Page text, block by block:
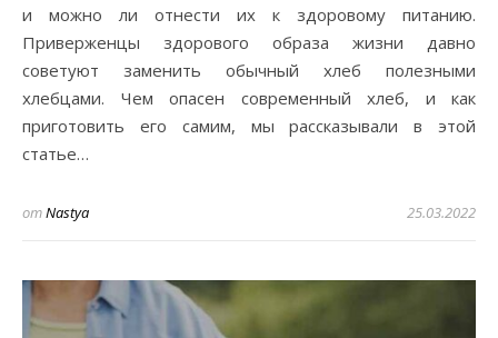
и можно ли отнести их к здоровому питанию.
Приверженцы здорового образа жизни давно
советуют заменить обычный хлеб полезными
хлебцами. Чем опасен современный хлеб, и как
приготовить его самим, мы рассказывали в этой
статье…
отNastya 25.03.2022